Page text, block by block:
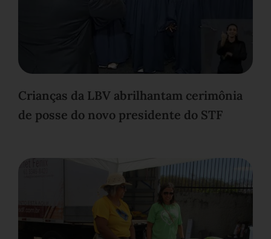
Crianças da LBV abrilhantam cerimônia
de posse do novo presidente do STF